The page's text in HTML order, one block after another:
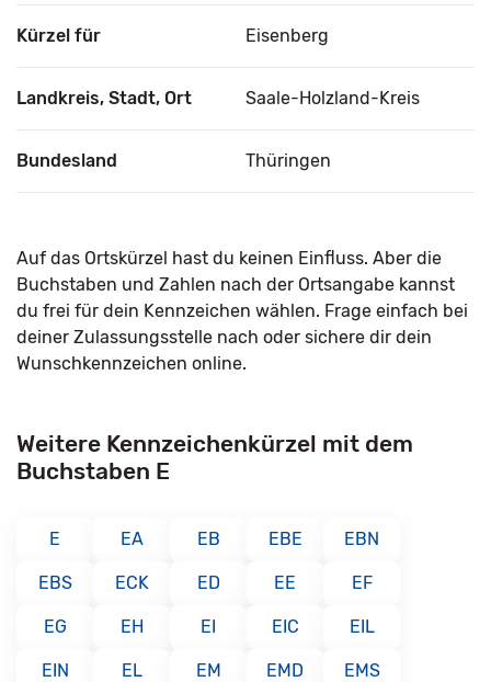
Kürzel für Eisenberg
Landkreis, Stadt, Ort Saale-Holzland-Kreis
Bundesland Thüringen
Auf das Ortskürzel hast du keinen Einfluss. Aber die
Buchstaben und Zahlen nach der Ortsangabe kannst
du frei für dein Kennzeichen wählen. Frage einfach bei
deiner Zulassungsstelle nach oder sichere dir dein
Wunschkennzeichen online.
Weitere Kennzeichenkürzel mit dem
Buchstaben E
E EA EB EBE EBN
EBS ECK ED EE EF
EG EH EI EIC EIL
EIN EL EM EMD EMS